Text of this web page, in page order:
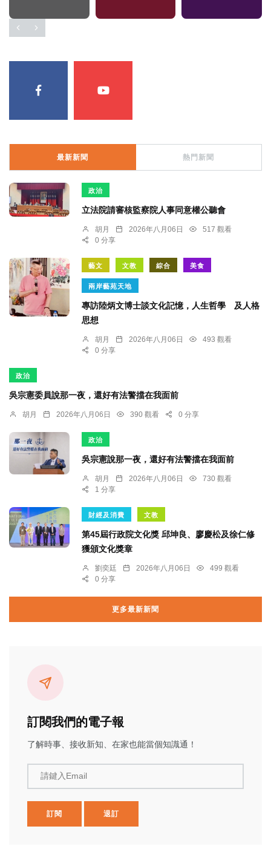
最新新聞 熱門新聞
政治
立法院請審核監察院人事同意權公聽會
胡月 2026年八月06日
517 觀看
0 分享
藝文 文教 綜合 美食
兩岸藝苑天地
專訪陸炳文博士談文化記憶，人生哲學 及人格
思想
胡月 2026年八月06日
493 觀看
0 分享
政治
吳宗憲委員說那一夜，還好有法警擋在我面前
胡月 2026年八月06日 390 觀看 0 分享
政治
吳宗憲說那一夜，還好有法警擋在我面前
胡月 2026年八月06日
730 觀看
1 分享
財經及消費 文教
第45屆行政院文化獎 邱坤良、廖慶松及徐仁修
獲頒文化獎章
劉奕廷 2026年八月06日
499 觀看
0 分享
更多最新新聞
訂閱我們的電子報
了解時事、接收新知、在家也能當個知識通！
請鍵入Email
訂閱 退訂